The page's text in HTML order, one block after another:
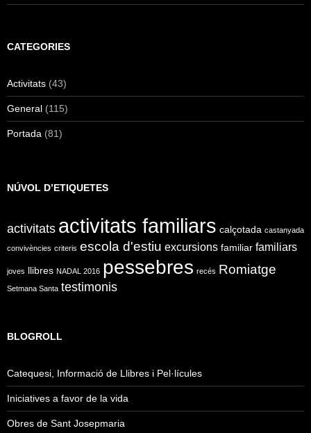
CATEGORIES
Activitats (43)
General (115)
Portada (81)
NÚVOL D’ETIQUETES
activitats activitats familiars calçotada castanyada
convivències criteris escola d'estiu excursions familiar familiars
joves llibres NADAL 2016 pessebres recés Romiatge
Setmana Santa testimonis
BLOGROLL
Catequesi, Informació de Llibres i Pel·lícules
Iniciatives a favor de la vida
Obres de Sant Josepmaria